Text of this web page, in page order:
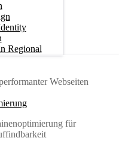
Regional
Webseiten
für